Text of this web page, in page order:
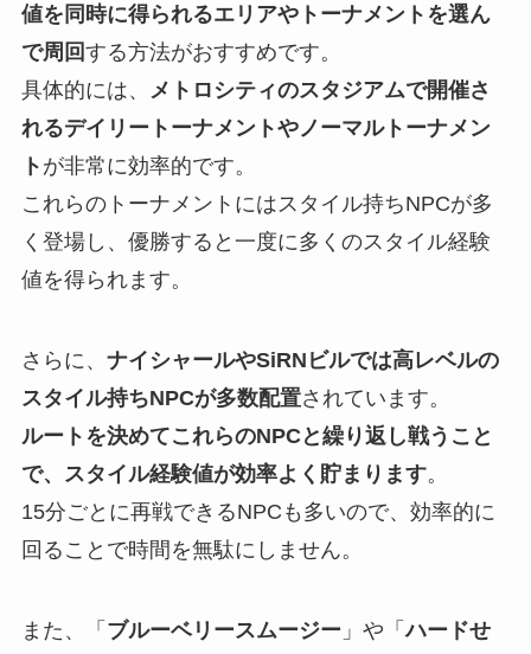
値を同時に得られるエリアやトーナメントを選ん
で周回する方法がおすすめです。
具体的には、
メトロシティのスタジアムで開催さ
れるデイリートーナメントやノーマルトーナメン
ト が非常に効率的です。
これらのトーナメントにはスタイル持ちNPCが多
く登場し、優勝すると一度に多くのスタイル経験
値を得られます。
さらに、 ナイシャールやSiRNビルでは高レベルの
スタイル持ちNPCが多数配置されています。
ルートを決めてこれらのNPCと繰り返し戦うこと
で、スタイル経験値が効率よく貯まります。
15分ごとに再戦できるNPCも多いので、効率的に
回ることで時間を無駄にしません。
また、「 ブルーベリースムージー 」や「ハードせ